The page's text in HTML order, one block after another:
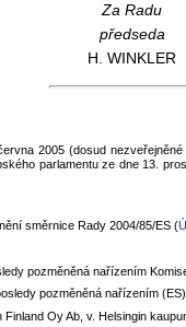
Za Radu
předseda
H. WINKLER
2005 (dosud
parlamentu ze dne 13.
směrnice Rady 2004/85/ES (
pozměněná nařízením
pozměněná nařízením
Oy Ab, v. Helsingin